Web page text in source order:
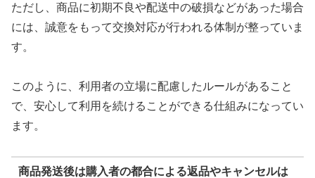
ただし、商品に初期不良や配送中の破損などがあった場合
には、誠意をもって交換対応が行われる体制が整っていま
す。
このように、利用者の立場に配慮したルールがあること
で、安心して利用を続けることができる仕組みになってい
ます。
商品発送後は購入者の都合による返品やキャンセルは